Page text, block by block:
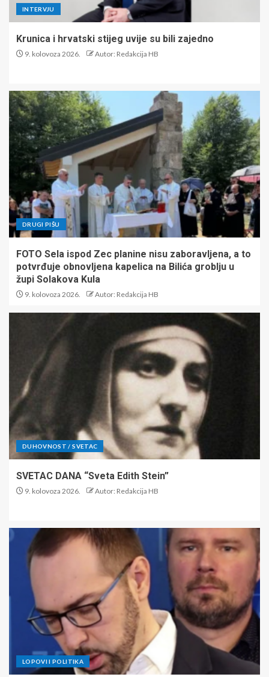
INTERVJU
Krunica i hrvatski stijeg uvije su bili zajedno
9. kolovoza 2026. Autor: Redakcija HB
DRUGI PIŠU
FOTO Sela ispod Zec planine nisu zaboravljena, a to
potvrđuje obnovljena kapelica na Bilića groblju u
župi Solakova Kula
9. kolovoza 2026. Autor: Redakcija HB
DUHOVNOST / SVETAC
SVETAC DANA “Sveta Edith Stein”
9. kolovoza 2026. Autor: Redakcija HB
LOPOVI I POLITIKA